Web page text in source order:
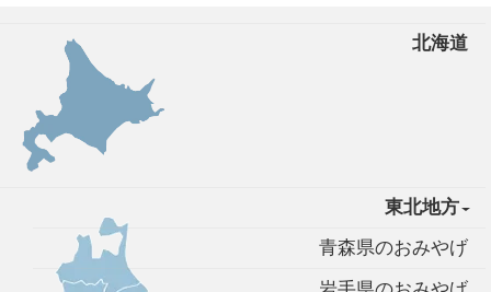
北海道
東北地方
青森県のおみやげ